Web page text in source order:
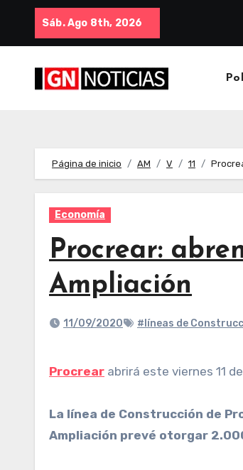
Sáb. Ago 8th, 2026
Página de inicio AM V 11
Economía
Procrear:
Ampliación
11/09/2020 #líneas de
Procrear abrirá este viernes 11
La línea de Construcción de
Ampliación prevé otorgar